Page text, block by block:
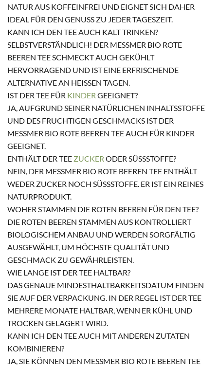
ATUR AUS KOFFEINFREI UND EIGNET SICH DAHER I
DEAL FÜR DEN GENUSS ZU JEDER TAGESZEIT.
KANN ICH DEN TEE AUCH KALT TRINKEN?
SELBSTVERSTÄNDLICH! DER MESSMER BIO ROTE B
EEREN TEE SCHMECKT AUCH GEKÜHLT H
ERVORRAGEND UND IST EINE ERFRISCHENDE A
LTERNATIVE AN HEISSEN TAGEN.
IST DER TEE FÜR KINDER GEEIGNET?
JA, AUFGRUND SEINER NATÜRLICHEN INHALTSSTOFFE
UND DES FRUCHTIGEN GESCHMACKS IST DER
MESSMER BIO ROTE BEEREN TEE AUCH FÜR KINDER G
EEIGNET.
ENTHÄLT DER TEE ZUCKER ODER SÜSSSTOFFE?
NEIN, DER MESSMER BIO ROTE BEEREN TEE ENTHÄLT W
EDER ZUCKER NOCH SÜSSSTOFFE. ER IST EIN REINES NA
TURPRODUKT.
WOHER STAMMEN DIE ROTEN BEEREN FÜR DEN TEE?
DIE ROTEN BEEREN STAMMEN AUS KONTROLLIERT
BIOLOGISCHEM ANBAU UND WERDEN SORGFÄLTIG
AUSGEWÄHLT, UM HÖCHSTE QUALITÄT UND
GESCHMACK ZU GEWÄHRLEISTEN.
WIE LANGE IST DER TEE HALTBAR?
DAS GENAUE MINDESTHALTBARKEITSDATUM FINDEN
SIE AUF DER VERPACKUNG. IN DER REGEL IST DER TEE
MEHRERE MONATE HALTBAR, WENN ER KÜHL UND
TROCKEN GELAGERT WIRD.
KANN ICH DEN TEE AUCH MIT ANDEREN ZUTATEN
KOMBINIEREN?
JA, SIE KÖNNEN DEN MESSMER BIO ROTE BEEREN TEE N